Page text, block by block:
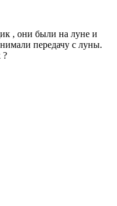
, они были на луне и
передачу с луны.
?